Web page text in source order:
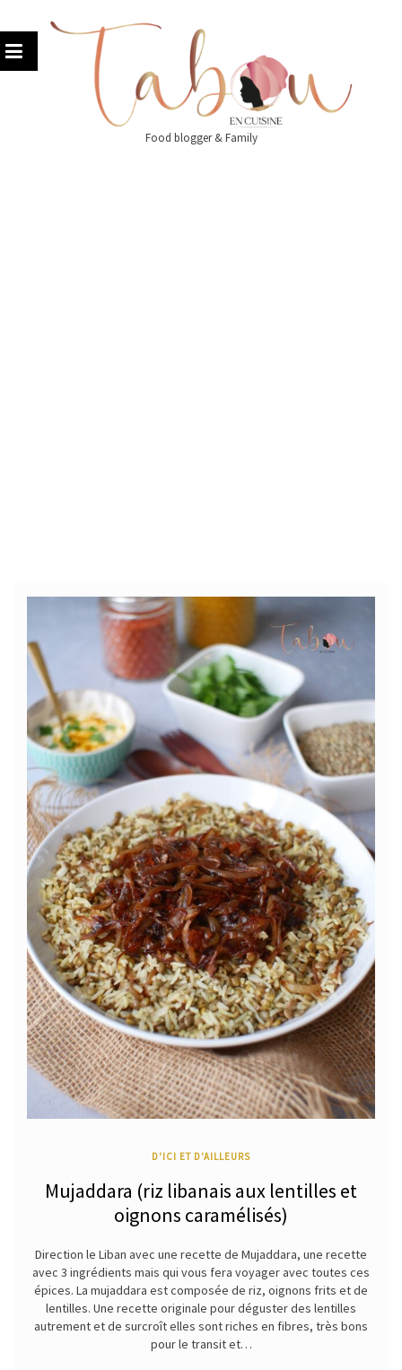
to
content
Food blogger & Family
D'ICI ET D'AILLEURS
Mujaddara (riz libanais aux lentilles et
oignons caramélisés)
Direction le Liban avec une recette de Mujaddara, une recette
avec 3 ingrédients mais qui vous fera voyager avec toutes ces
épices. La mujaddara est composée de riz, oignons frits et de
lentilles. Une recette originale pour déguster des lentilles
autrement et de surcroît elles sont riches en fibres, très bons
pour le transit et…